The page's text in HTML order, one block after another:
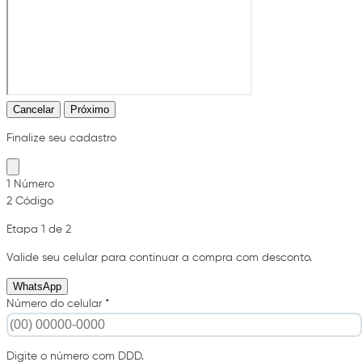
Cancelar Próximo
Finalize seu cadastro
1 Número
2 Código
Etapa 1 de 2
Valide seu celular para continuar a compra com desconto.
WhatsApp
Número do celular *
Digite o número com DDD.